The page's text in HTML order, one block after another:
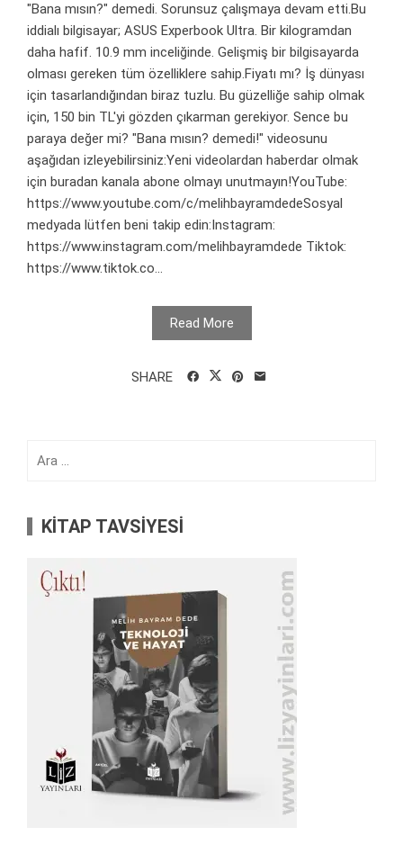
"Bana mısın?" demedi. Sorunsuz çalışmaya devam etti.Bu
iddialı bilgisayar; ASUS Experbook Ultra. Bir kilogramdan
daha hafif. 10.9 mm inceliğinde. Gelişmiş bir bilgisayarda
olması gereken tüm özelliklere sahip.Fiyatı mı? İş dünyası
için tasarlandığından biraz tuzlu. Bu güzelliğe sahip olmak
için, 150 bin TL'yi gözden çıkarman gerekiyor. Sence bu
paraya değer mi? "Bana mısın? demedi!" videosunu
aşağıdan izleyebilirsiniz:Yeni videolardan haberdar olmak
için buradan kanala abone olmayı unutmayın!YouTube:
https://www.youtube.com/c/melihbayramdedeSosyal
medyada lütfen beni takip edin:Instagram:
https://www.instagram.com/melihbayramdede Tiktok:
https://www.tiktok.co...
Read More
SHARE
KİTAP TAVSİYESİ